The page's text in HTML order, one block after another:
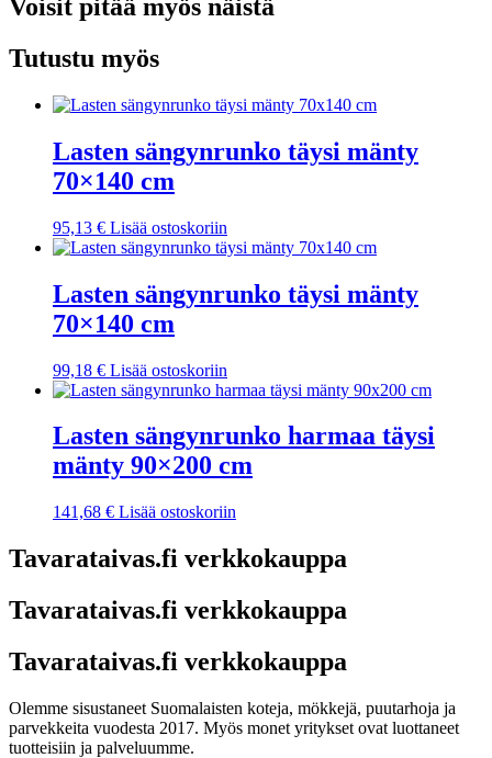
Voisit pitää myös näistä
Tutustu myös
Lasten sängynrunko täysi mänty
70×140 cm
95,13 € Lisää ostoskoriin
Lasten sängynrunko täysi mänty
70×140 cm
99,18 € Lisää ostoskoriin
Lasten sängynrunko harmaa täysi
mänty 90×200 cm
141,68 € Lisää ostoskoriin
Tavarataivas.fi verkkokauppa
Tavarataivas.fi verkkokauppa
Tavarataivas.fi verkkokauppa
Olemme sisustaneet Suomalaisten koteja, mökkejä, puutarhoja ja
parvekkeita vuodesta 2017. Myös monet yritykset ovat luottaneet
tuotteisiin ja palveluumme.